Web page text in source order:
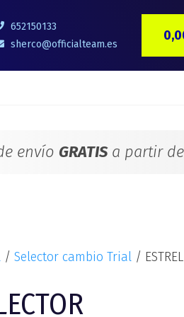
652150133
sherco@officialteam.es
envío GRATISa partir de
/ Selector cambio Trial /